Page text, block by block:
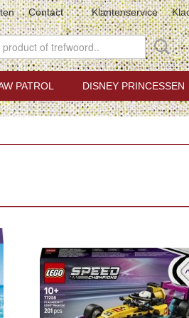
Contact Klantenservice
PATROL DISNEY PRINCESSEN